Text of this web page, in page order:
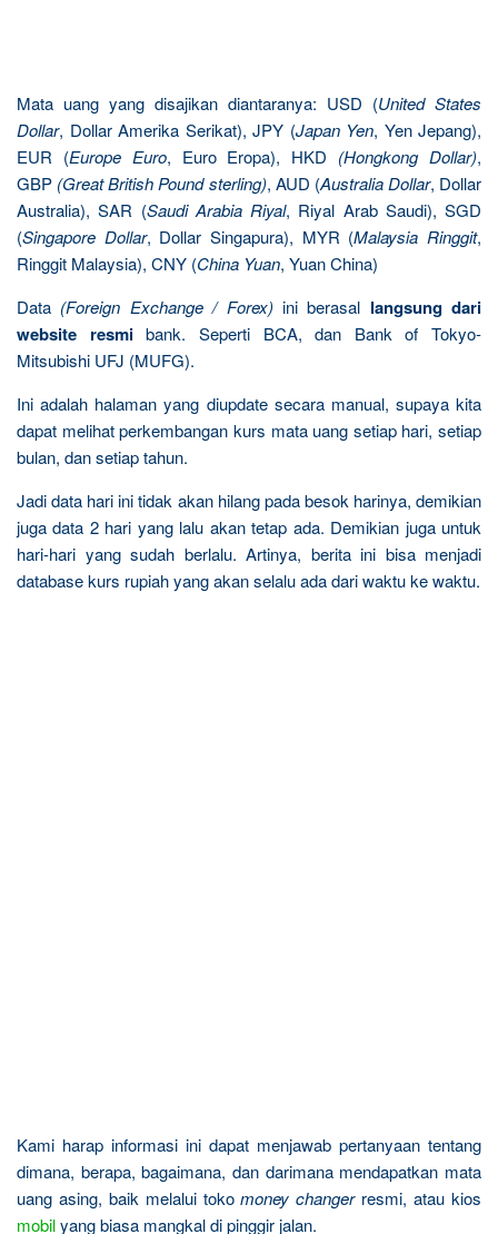
Mata uang yang disajikan diantaranya: USD (United States
Dollar, Dollar Amerika Serikat), JPY (Japan Yen, Yen Jepang),
EUR (Europe Euro, Euro Eropa), HKD (Hongkong Dollar),
GBP (Great British Pound sterling), AUD (Australia Dollar, Dollar
Australia), SAR (Saudi Arabia Riyal, Riyal Arab Saudi), SGD
(Singapore Dollar, Dollar Singapura), MYR (Malaysia Ringgit,
Ringgit Malaysia), CNY (China Yuan, Yuan China)
Data (Foreign Exchange / Forex) ini berasal langsung dari
website resmibank. Seperti BCA, dan Bank of Tokyo-
Mitsubishi UFJ (MUFG).
Ini adalah halaman yang diupdate secara manual, supaya kita
dapat melihat perkembangan kurs mata uang setiap hari, setiap
bulan, dan setiap tahun.
Jadi data hari ini tidak akan hilang pada besok harinya, demikian
juga data 2 hari yang lalu akan tetap ada. Demikian juga untuk
hari-hari yang sudah berlalu. Artinya, berita ini bisa menjadi
database kurs rupiah yang akan selalu ada dari waktu ke waktu.
Kami harap informasi ini dapat menjawab pertanyaan tentang
dimana, berapa, bagaimana, dan darimana mendapatkan mata
uang asing, baik melalui tokomoney changerresmi, atau kios
mobilyang biasa mangkal di pinggir jalan.